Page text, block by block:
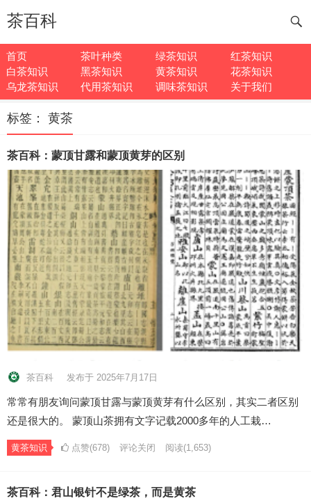
茶百科
首页 茶叶种类 绿茶知识
红茶知识
白茶知识
黑茶知识 黄茶知识
花茶知识
乌龙茶知识
代用茶知识 调味茶知识 关于我们
标签： 黄茶
茶百科：蒙顶甘露和蒙顶黄芽的区别
茶百科 发布于 2025年7月17日
常常有朋友询问蒙顶甘露与蒙顶黄芽有什么区别，其实二者区别
还是很大的。 蒙顶山茶拥有文字记载2000多年的人工栽…
黄茶知识 点赞(678) 评论关闭 阅读(1,653)
茶百科：君山银针不是绿茶，而是黄茶